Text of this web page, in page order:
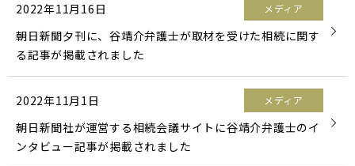
2022年11月16日 メディア
朝日新聞夕刊に、谷靖介弁護士が取材を受けた相続に関す
る記事が掲載されました
2022年11月1日 メディア
朝日新聞社が運営する相続会議サイトに谷靖介弁護士のイ
ンタビュー記事が掲載されました